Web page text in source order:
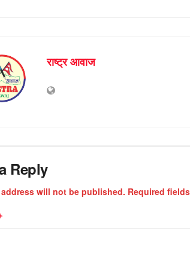
राष्ट्र आवाज
Reply
address will not be published. Required